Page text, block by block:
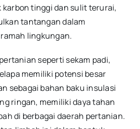
karbon tinggi dan sulit terurai,
tantangan dalam
lingkungan.
seperti sekam padi,
memiliki potensi besar
sebagai bahan baku insulasi
ringan, memiliki daya tahan
di berbagai daerah pertanian.